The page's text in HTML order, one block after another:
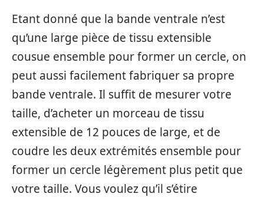
Etant donné que la bande ventrale n’est
qu’une large pièce de tissu extensible
cousue ensemble pour former un cercle, on
peut aussi facilement fabriquer sa propre
bande ventrale. Il suffit de mesurer votre
taille, d’acheter un morceau de tissu
extensible de 12 pouces de large, et de
coudre les deux extrémités ensemble pour
former un cercle légèrement plus petit que
votre taille. Vous voulez qu’il s’étire